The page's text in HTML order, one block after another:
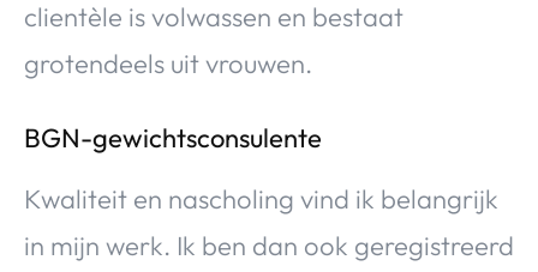
clientèle is volwassen en bestaat
grotendeels uit vrouwen.
BGN-gewichtsconsulente
Kwaliteit en nascholing vind ik belangrijk
in mijn werk. Ik ben dan ook geregistreerd